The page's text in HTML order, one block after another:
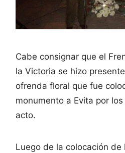
Cabe consignar que el
la Victoria se hizo
ofrenda floral que fue
monumento a Evita por
acto.
Luego de la colocación